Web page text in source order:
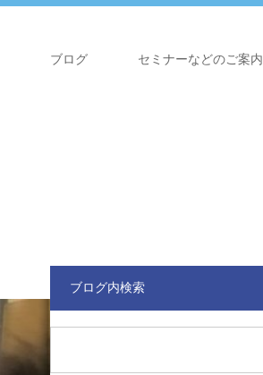
ブログ セミナーなどのご案内
ブログ内検索